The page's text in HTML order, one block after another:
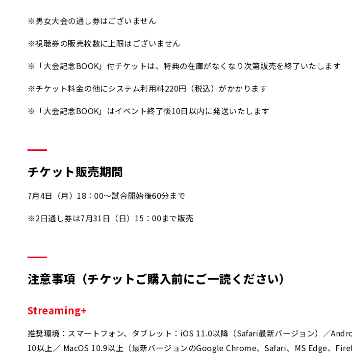
※男女大会の通し券はございません
※視聴券の販売枚数に上限はございません
※「大会記念BOOK」付チケットは、特典の在庫がなくなり次第販売を終了いたします
※チケット料金の他にシステム利用料220円（税込）がかかります
※「大会記念BOOK」はイベント終了後10日以内に発送いたします
チケット販売期間
7月4日（月）18：00～試合開始後60分まで
※2日通し券は7月31日（日）15：00まで販売
注意事項（チケットご購入前にご一読ください）
Streaming+
推奨環境：スマートフォン、タブレット：iOS 11.0以降（Safari最新バージョン）／
10以上／ MacOS 10.9以上（最新バージョンのGoogle Chrome、Safari、MS Edge、